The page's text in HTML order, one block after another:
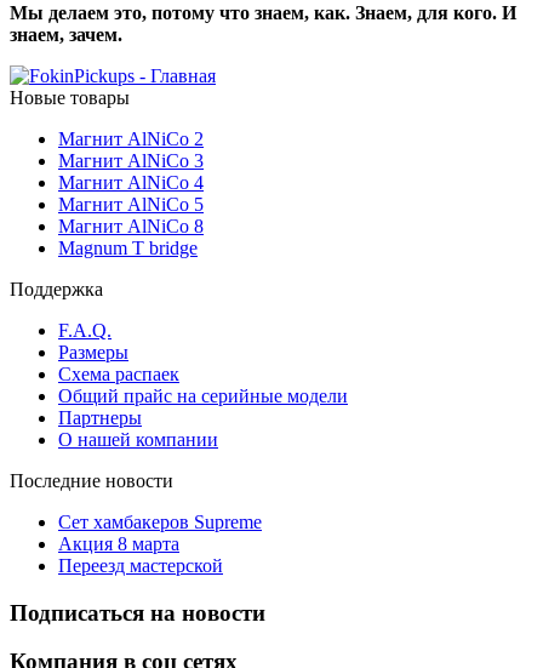
Мы делаем это, потому что знаем, как. Знаем, для кого. И
знаем, зачем.
Новые товары
Магнит AlNiCo 2
Магнит AlNiCo 3
Магнит AlNiCo 4
Магнит AlNiCo 5
Магнит AlNiCo 8
Magnum T bridge
Поддержка
F.A.Q.
Размеры
Схема распаек
Общий прайс на серийные модели
Партнеры
О нашей компании
Последние новости
Сет хамбакеров Supreme
Акция 8 марта
Переезд мастерской
Подписаться на новости
Компания в соц сетях